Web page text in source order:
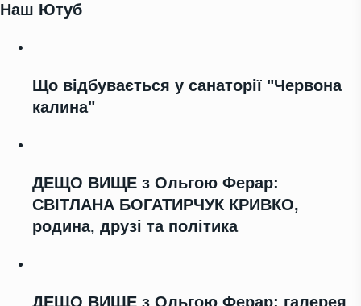
Наш Ютуб
Що відбувається у санаторії "Червона
калина"
ДЕЩО ВИЩЕ з Ольгою Ферар:
СВІТЛАНА БОГАТИРЧУК КРИВКО,
родина, друзі та політика
ДЕЩО ВИЩЕ з Ольгою Ферар: галерея